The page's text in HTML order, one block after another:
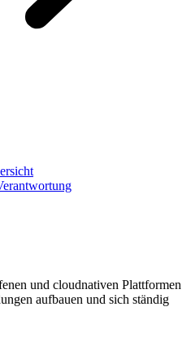
und cloudnativen Plattformen
aufbauen und sich ständig